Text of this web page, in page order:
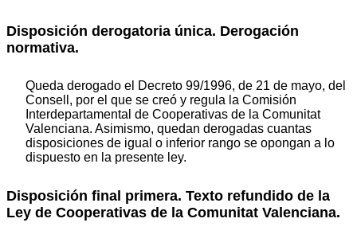
Disposición derogatoria única. Derogación
normativa.
Queda derogado el Decreto 99/1996, de 21 de mayo, del
Consell, por el que se creó y regula la Comisión
Interdepartamental de Cooperativas de la Comunitat
Valenciana. Asimismo, quedan derogadas cuantas
disposiciones de igual o inferior rango se opongan a lo
dispuesto en la presente ley.
Disposición final primera. Texto refundido de la
Ley de Cooperativas de la Comunitat Valenciana.